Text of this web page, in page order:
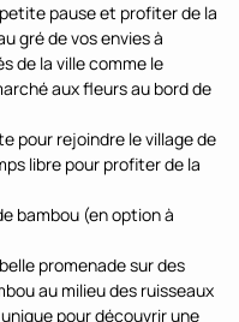
pause et profiter de la
gré de vos envies à
de la ville comme le
aux fleurs au bord de
pour rejoindre le village de
libre pour profiter de la
bambou (en option à
promenade sur des
au milieu des ruisseaux
pour découvrir une